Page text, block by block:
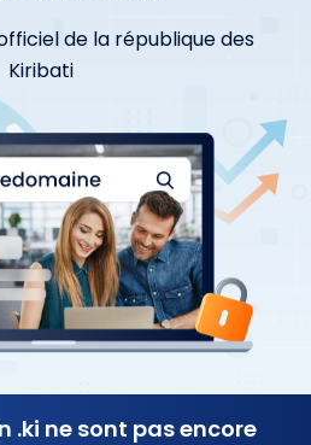
de la république des
Kiribati
.ki ne sont pas encore